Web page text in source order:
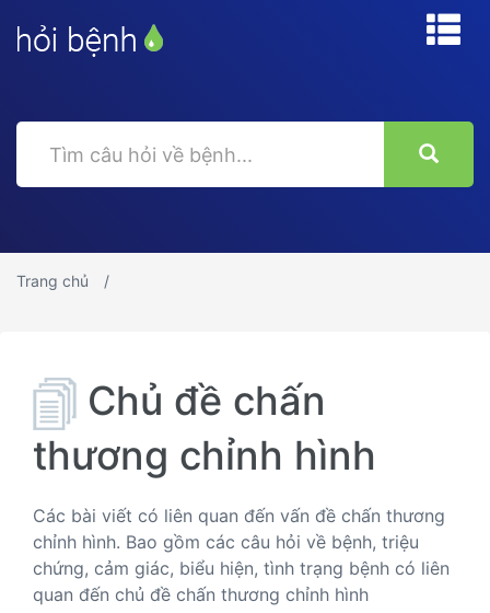
Trang chủ
Chủ đề chấn
thương chỉnh hình
Các bài viết có liên quan đến vấn đề chấn thương
chỉnh hình. Bao gồm các câu hỏi về bệnh, triệu
chứng, cảm giác, biểu hiện, tình trạng bệnh có liên
quan đến chủ đề chấn thương chỉnh hình